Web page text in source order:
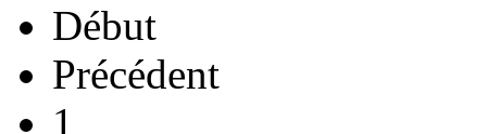
Début
Précédent
1